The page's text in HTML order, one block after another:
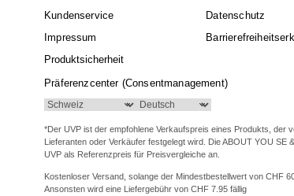
Kundenservice
Datenschutz
Impressum
Produktsicherheit
Präferenzcenter (Consentmanagement)
*Der UVP ist der empfohlene Verkaufspreis eines Produkts, der
Lieferanten oder Verkäufer festgelegt wird. Die ABOUT YOU SE
UVP als Referenzpreis für Preisvergleiche an.
Kostenloser Versand, solange der Mindestbestellwert von CHF
Ansonsten wird eine Liefergebühr von CHF 7.95 fällig